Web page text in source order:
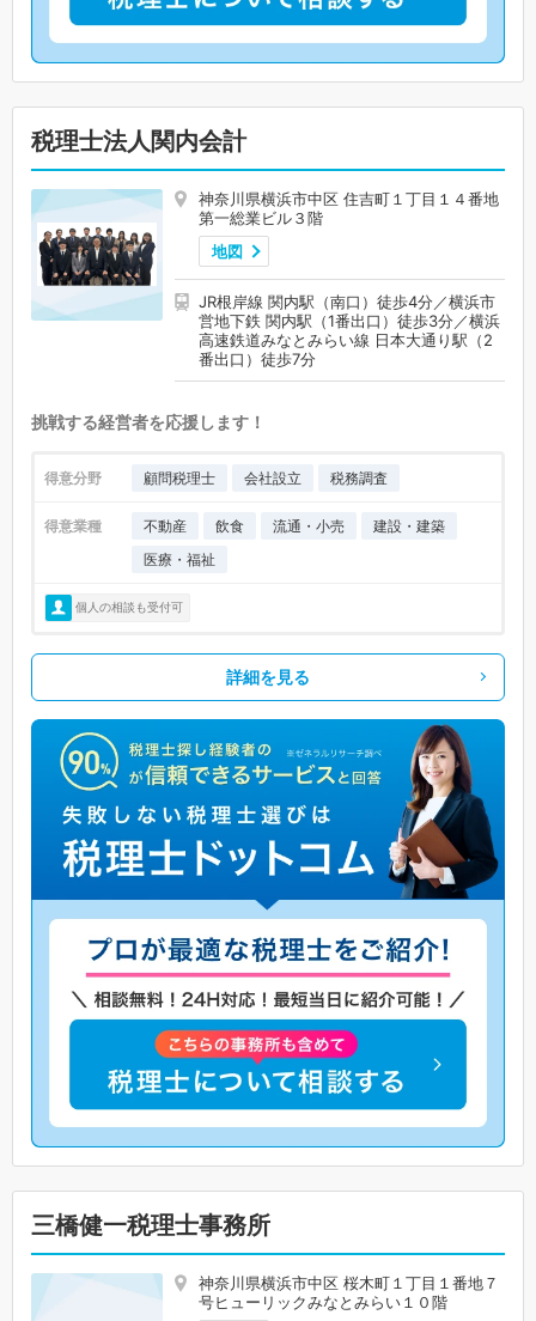
税理士法人関内会計
神奈川県横浜市中区 住吉町１丁目１４番地
第一総業ビル３階
地図
JR根岸線 関内駅（南口）徒歩4分／横浜市
営地下鉄 関内駅（1番出口）徒歩3分／横浜
高速鉄道みなとみらい線 日本大通り駅（2
番出口）徒歩7分
挑戦する経営者を応援します！
得意分野 顧問税理士 会社設立 税務調査
得意業種 不動産 飲食 流通・小売
建設・建築
医療・福祉
個人の相談も受付可
詳細を見る
三橋健一税理士事務所
神奈川県横浜市中区 桜木町１丁目１番地７
号ヒューリックみなとみらい１０階